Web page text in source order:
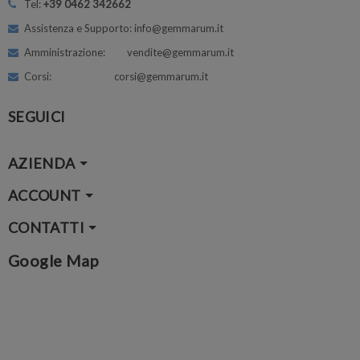
Tel:+39 0462 342662
Assistenza e Supporto: info@gemmarum.it
Amministrazione: vendite@gemmarum.it
Corsi: corsi@gemmarum.it
SEGUICI
AZIENDA
ACCOUNT
CONTATTI
Google Map